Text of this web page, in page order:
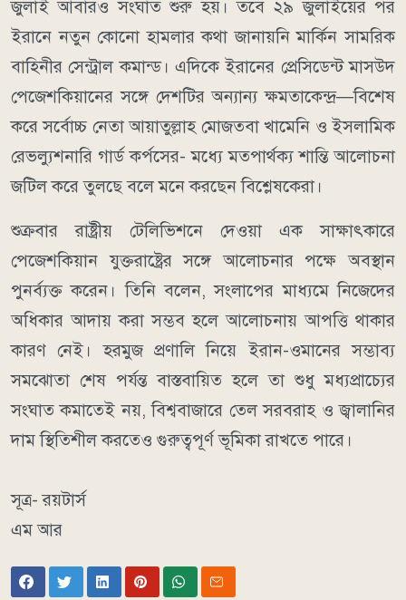
জুলাই আবারও সংঘাত শুরু হয়।তবে ২৯ জুলাইয়ের পর
ইরানে নতুন কোনো হামলার কথা জানায়নি মার্কিন সামরিক
বাহিনীর সেন্ট্রাল কমান্ড। এদিকে ইরানের প্রেসিডেন্ট মাসউদ
পেজেশকিয়ানের সঙ্গে দেশটির অন্যান্য ক্ষমতাকেন্দ্র—বিশেষ
করে সর্বোচ্চ নেতা আয়াতুল্লাহ মোজতবা খামেনি ও ইসলামিক
রেভল্যুশনারি গার্ড কর্পসের- মধ্যে মতপার্থক্য শান্তি আলোচনা
জটিল করে তুলছে বলে মনে করছেন বিশ্লেষকেরা।
শুক্রবার রাষ্ট্রীয় টেলিভিশনে দেওয়া এক সাক্ষাৎকারে
পেজেশকিয়ান যুক্তরাষ্ট্রের সঙ্গে আলোচনার পক্ষে অবস্থান
পুনর্ব্যক্ত করেন। তিনি বলেন, সংলাপের মাধ্যমে নিজেদের
অধিকার আদায় করা সম্ভব হলে আলোচনায় আপত্তি থাকার
কারণ নেই।হরমুজ প্রণালি নিয়ে ইরান-ওমানের সম্ভাব্য
সমঝোতা শেষ পর্যন্ত বাস্তবায়িত হলে তা শুধু মধ্যপ্রাচ্যের
সংঘাত কমাতেই নয়, বিশ্ববাজারে তেল সরবরাহ ও জ্বালানির
দাম স্থিতিশীল করতেও গুরুত্বপূর্ণ ভূমিকা রাখতে পারে।
সূত্র- রয়টার্স
এম আর